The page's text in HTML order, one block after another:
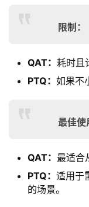
限制：
QAT： 耗时且
PTQ： 如果不
最佳使
QAT： 最适合
PTQ：适用于
的场景。